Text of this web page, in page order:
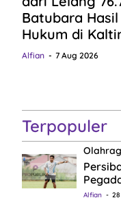
Batubara
Hukum di
Alfian 7 Aug 2026
Terpopuler
Alfian